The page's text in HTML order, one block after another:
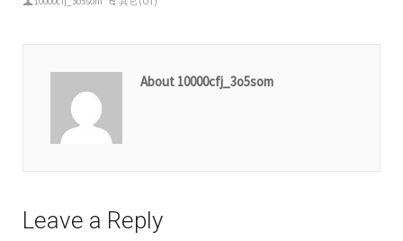
About 10000cfj_3o5som
Leave a Reply